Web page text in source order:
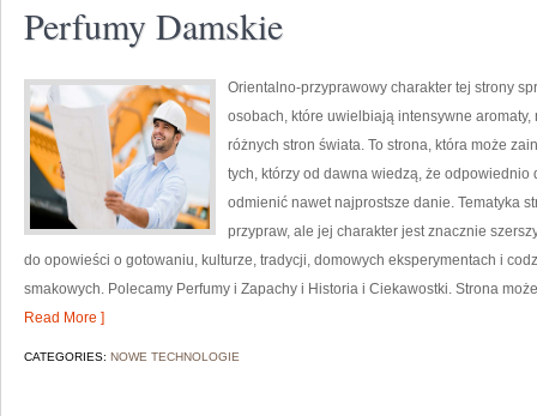
Perfumy Damskie
Orientalno-przyprawowy charakter tej strony
osobach, które uwielbiają intensywne
różnych stron świata. To strona, która może
tych, którzy od dawna wiedzą, że odpowiednio
odmienić nawet najprostsze danie. Tematyka
przypraw, ale jej charakter jest znacznie
do opowieści o gotowaniu, kulturze, tradycji, domowych eksperymentach i
smakowych. Polecamy Perfumy i Zapachy i Historia i Ciekawostki. Strona
Read More ]
CATEGORIES: NOWE TECHNOLOGIE